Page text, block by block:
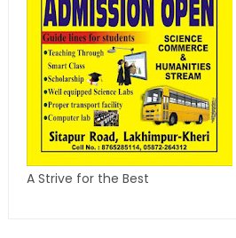
A Strive for the Best